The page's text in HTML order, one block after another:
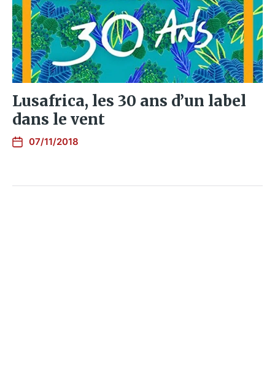
Lusafrica, les 30 ans d’un label
dans le vent
07/11/2018